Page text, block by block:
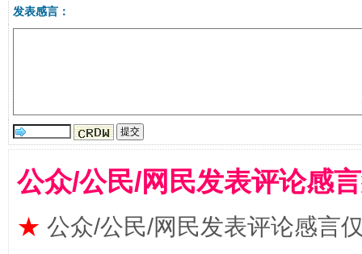
发表感言：
公众/公民/网民发表评论感
★ 公众/公民/网民发表评论感言